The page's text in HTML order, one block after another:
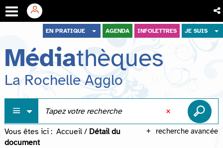
menu
contenu
recherche
EN PRATIQUE AGENDA INFOLETTRES JE SUIS
Médiathèques
La Rochelle Agglo
recherche avancée
Vous êtes ici : Accueil / Détail du
document